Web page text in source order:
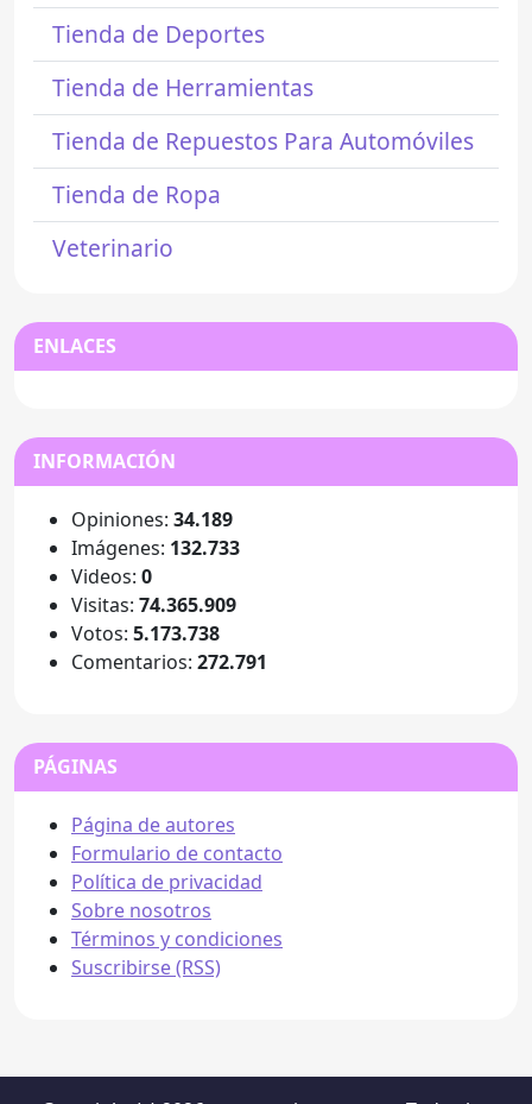
Tienda de Deportes
Tienda de Herramientas
Tienda de Repuestos Para Automóviles
Tienda de Ropa
Veterinario
ENLACES
INFORMACIÓN
Opiniones: 34.189
Imágenes: 132.733
Videos: 0
Visitas: 74.365.909
Votos: 5.173.738
Comentarios: 272.791
PÁGINAS
Página de autores
Formulario de contacto
Política de privacidad
Sobre nosotros
Términos y condiciones
Suscribirse (RSS)